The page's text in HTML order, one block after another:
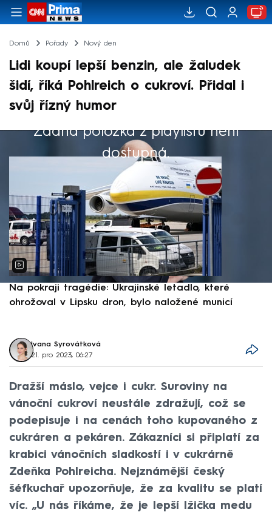
Domů Pořady Nový den
Lidi koupí lepší benzin, ale žaludek
šidí, říká Pohlreich o cukroví. Přidal i
svůj řízný humor
Žádná položka z playlistu není
dostupná.
Výběr redakce
Na pokraji tragédie: Ukrajinské letadlo, které
ohrožoval v Lipsku dron, bylo naložené municí
Ivana Syrovátková
21. pro 2023, 06:27
Dražší máslo, vejce i cukr. Suroviny na
vánoční cukroví neustále zdražují, což se
podepisuje i na cenách toho kupovaného z
cukráren a pekáren. Zákazníci si připlatí za
krabici vánočních sladkostí i v cukrárně
Zdeňka Pohlreicha. Nejznámější český
šéfkuchař upozorňuje, že za kvalitu se platí
víc. „U nás říkáme, že je lepší lžička medu